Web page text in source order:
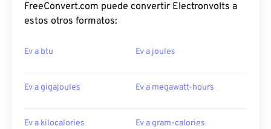
FreeConvert.com puede convertir Electronvolts a
estos otros formatos:
Ev a btu Ev a joules
Ev a gigajoules Ev a megawatt-hours
Ev a kilocalories Ev a gram-calories